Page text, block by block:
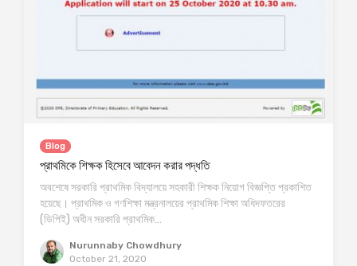
Blog
প্রাথমিকে শিক্ষক হিসেবে আবেদন করার পদ্ধতি
অবশেষে সরকারি প্রাথমিক বিদ্যালয়ে সহকারী শিক্ষক নিয়োগ বিজ্ঞপ্তি প্রকাশিত
হয়েছে। প্রাথমিক ও গণশিক্ষা মন্ত্রনালয়ের প্রাথমিক শিক্ষা অধিদফতরের
(ডিপিই) অধীন সরকারি প্রাথমিক…
Nurunnaby Chowdhury
October 21, 2020